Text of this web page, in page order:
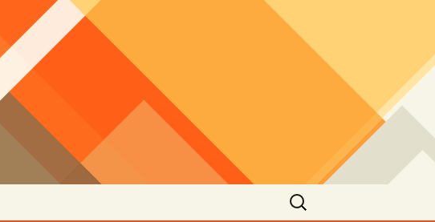
Pesquisar
por: